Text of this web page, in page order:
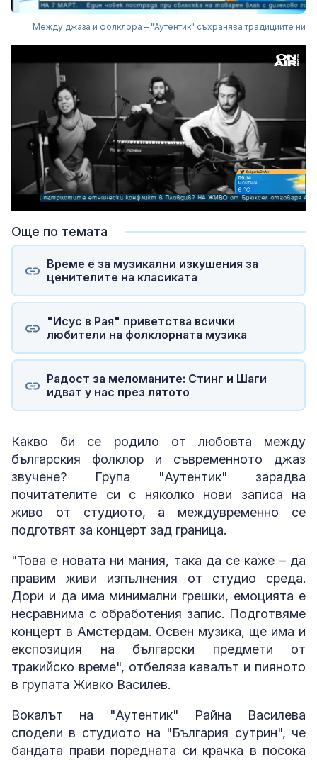
Между джаза и фолклора – "Аутентик" съхранява традициите ни
Unmute Loaded:
Още по темата
Време е за музикални изкушения за
ценителите на класиката
"Исус в Рая" приветства всички
любители на фолклорната музика
Радост за меломаните: Стинг и Шаги
идват у нас през лятото
Какво би се родило от любовта между
българския фолклор и съвременното джаз
звучене? Група "Аутентик" зарадва
почитателите си с няколко нови записа на
живо от студиото, а междувременно се
подготвят за концерт зад граница.
"Това е новата ни мания, така да се каже – да
правим живи изпълнения от студио среда.
Дори и да има минимални грешки, емоцията е
несравнима с обработения запис. Подготвяме
концерт в Амстердам. Освен музика, ще има и
експозиция на български предмети от
тракийско време", отбеляза кавалът и пияното
в групата Живко Василев.
Вокалът на "Аутентик" Райна Василева
сподели в студиото на "България сутрин", че
бандата прави поредната си крачка в посока